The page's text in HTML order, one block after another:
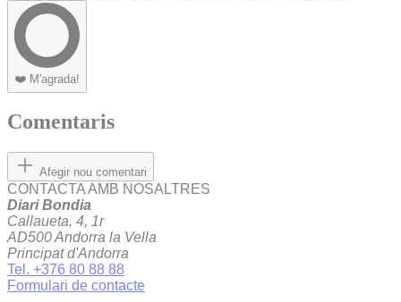
❤️ M'agrada!
Comentaris
Afegir nou comentari
CONTACTA AMB NOSALTRES
Diari Bondia
Callaueta, 4, 1r
AD500 Andorra la Vella
Principat d'Andorra
Tel. +376 80 88 88
Formulari de contacte